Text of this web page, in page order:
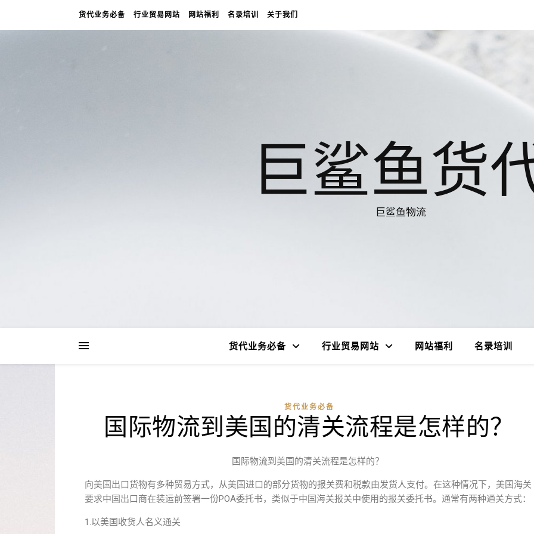
货代业务必备 行业贸易网站 网站福利 名录培训 关于我们
巨鲨鱼货
巨鲨鱼物流
货代业务必备 行业贸易网站 网站福利 名录培训
货代业务必备
国际物流到美国的清关流程是怎样的？
国际物流到美国的清关流程是怎样的？
向美国出口货物有多种贸易方式，从美国进口的部分货物的报关费和税款由发货人支付。在这种情况下，美国海关
要求中国出口商在装运前签署一份POA委托书，类似于中国海关报关中使用的报关委托书。通常有两种通关方式：
1.以美国收货人名义通关